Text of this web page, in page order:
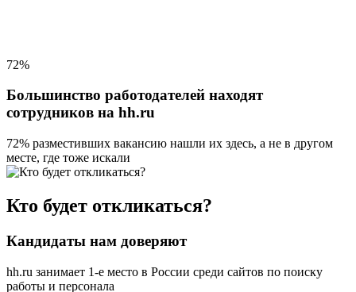
72%
Большинство работодателей находят
сотрудников на hh.ru
72% разместивших вакансию нашли их здесь, а не в другом
месте, где тоже искали
Кто будет откликаться?
Кандидаты нам доверяют
hh.ru занимает 1-е место в России среди сайтов по поиску
работы и персонала